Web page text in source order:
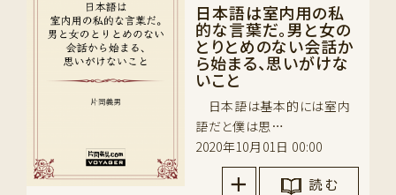
日本語は室内用の私
的な言葉だ。男と女の
とりとめのない会話か
ら始まる、思いがけな
いこと
日本語は基本的には室内
語だと僕は思…
2020年10月01日 00:00
読 む